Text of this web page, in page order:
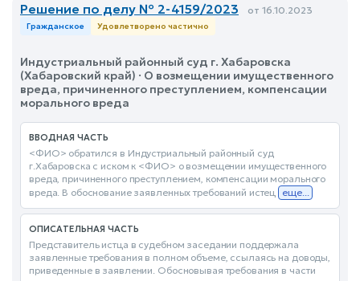
Решение по делу № 2-4159/2023 от 16.10.2023
Гражданское Удовлетворено частично
Индустриальный районный суд г. Хабаровска
(Хабаровский край) · О возмещении имущественного
вреда, причиненного преступлением, компенсации
морального вреда
ВВОДНАЯ ЧАСТЬ
<ФИО> обратился в Индустриальный районный суд
г.Хабаровска с иском к <ФИО> о возмещении имущественного
вреда, причиненного преступлением, компенсации морального
вреда. В обоснование заявленных требований истец еще...
ОПИСАТЕЛЬНАЯ ЧАСТЬ
Представитель истца в судебном заседании поддержала
заявленные требования в полном объеме, ссылаясь на доводы,
приведенные в заявлении. Обосновывая требования в части